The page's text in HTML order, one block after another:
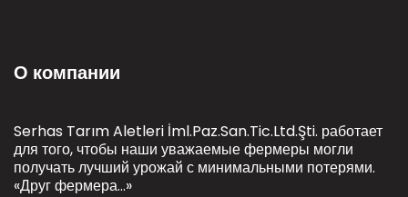
О компании
Serhas Tarım Aletleri İml.Paz.San.Tic.Ltd.Şti. работает
для того, чтобы наши уважаемые фермеры могли
получать лучший урожай с минимальными потерями.
«Друг фермера...»